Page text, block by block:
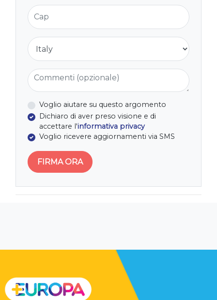
Cap
Nazione
Commenti (opzionale)
Voglio aiutare su questo argomento
Dichiaro di aver preso visione e di
accettare l'informativa privacy
Voglio ricevere aggiornamenti via SMS